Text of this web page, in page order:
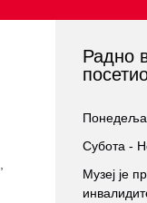
Радно
Субота -
Музеј је